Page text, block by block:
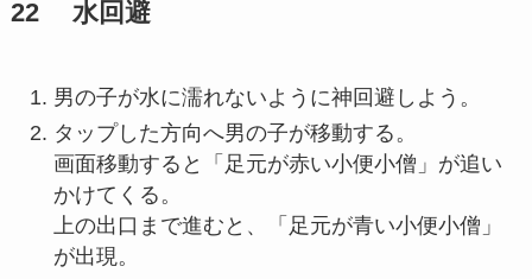
22 水回避
男の子が水に濡れないように神回避しよう。
タップした方向へ男の子が移動する。
画面移動すると「足元が赤い小便小僧」が追い
かけてくる。
上の出口まで進むと、「足元が青い小便小僧」
が出現。